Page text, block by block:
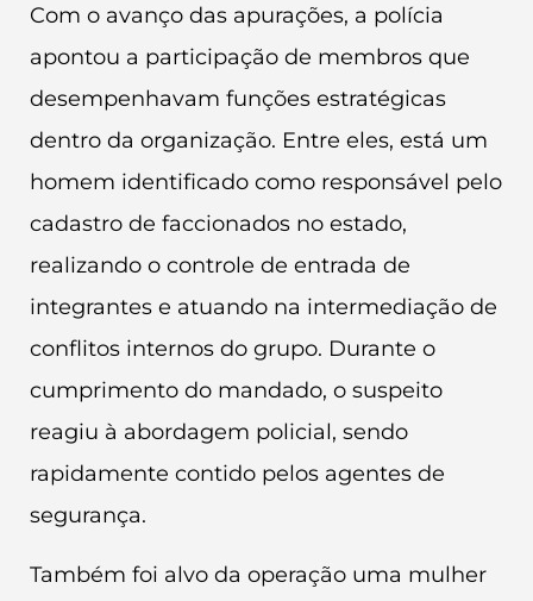
Com o avanço das apurações, a polícia
apontou a participação de membros que
desempenhavam funções estratégicas
dentro da organização. Entre eles, está um
homem identificado como responsável pelo
cadastro de faccionados no estado,
realizando o controle de entrada de
integrantes e atuando na intermediação de
conflitos internos do grupo. Durante o
cumprimento do mandado, o suspeito
reagiu à abordagem policial, sendo
rapidamente contido pelos agentes de
segurança.
Também foi alvo da operação uma mulher